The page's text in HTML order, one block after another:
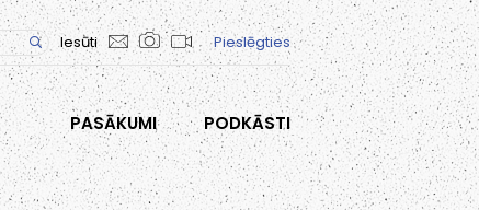
Iesūti Pieslēgties
PASĀKUMI PODKĀSTI